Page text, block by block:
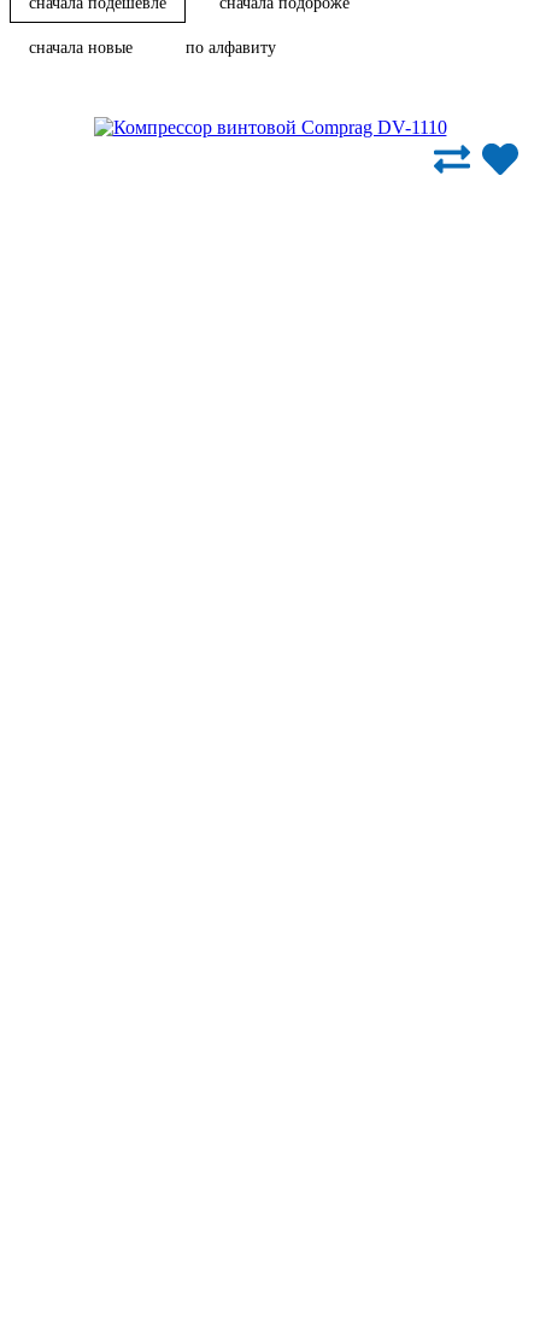
сначала новые по алфавиту